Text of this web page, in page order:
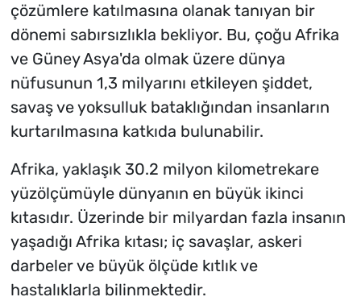
çözümlere katılmasına olanak tanıyan bir
dönemi sabırsızlıkla bekliyor. Bu, çoğu Afrika
ve Güney Asya'da olmak üzere dünya
nüfusunun 1,3 milyarını etkileyen şiddet,
savaş ve yoksulluk bataklığından insanların
kurtarılmasına katkıda bulunabilir.
Afrika, yaklaşık 30.2 milyon kilometrekare
yüzölçümüyle dünyanın en büyük ikinci
kıtasıdır. Üzerinde bir milyardan fazla insanın
yaşadığı Afrika kıtası; iç savaşlar, askeri
darbeler ve büyük ölçüde kıtlık ve
hastalıklarla bilinmektedir.